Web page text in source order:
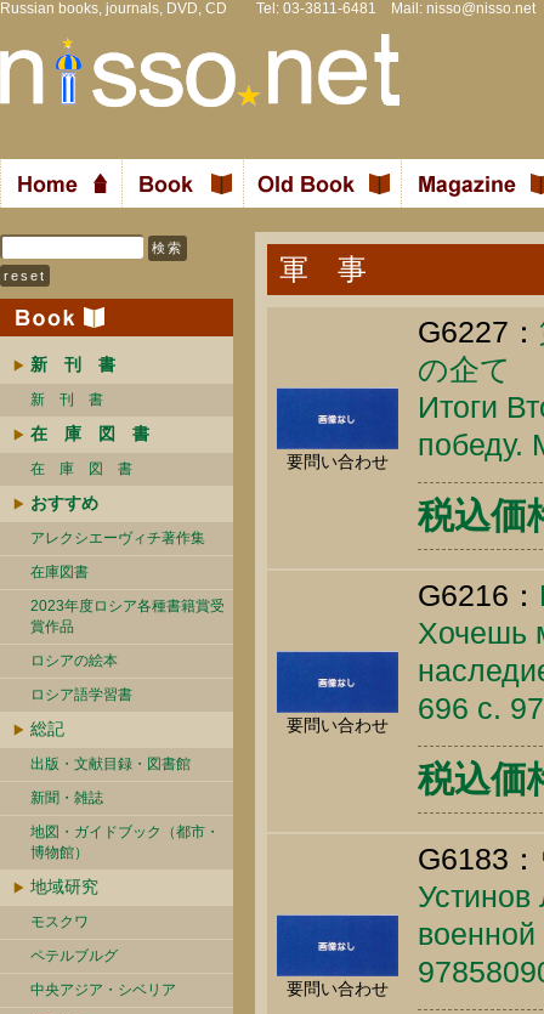
Russian books, journals, DVD, CD Tel: 03-3811-6481 Mail: nisso@nisso.net
新 刊 書
新 刊 書
在 庫 図 書
在 庫 図 書
おすすめ
アレクシエーヴィチ著作集
在庫図書
2023年度ロシア各種書籍賞受
賞作品
ロシアの絵本
ロシア語学習書
総記
出版・文献目録・図書館
新聞・雑誌
地図・ガイドブック（都市・
博物館）
地域研究
モスクワ
ペテルブルグ
中央アジア・シベリア
軍 事
要問い合わせ
G6227：
の企て
Итоги
победу.
税込価
要問い合わせ
G6216：
Хочешь
696 c.
税込価
要問い合わせ
G6183：
Устинов